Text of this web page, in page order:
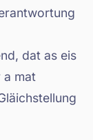
dat as eis
a mat